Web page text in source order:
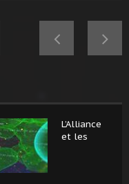
L’Alliance
et les